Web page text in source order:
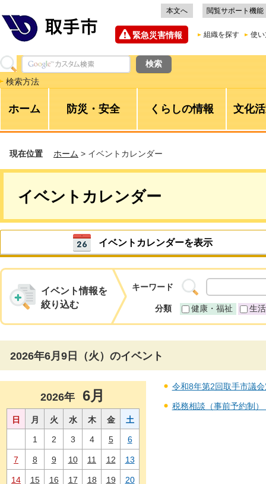
本文へ 閲覧サポート機能
緊急災害情報 組織を探す 使
検索方法
ホーム 防災・安全 くらしの情報 文化
現在位置 ホーム > イベントカレンダー
イベントカレンダー
イベントカレンダーを表示
イベント情報を
絞り込む
キーワード
分類 健康・福祉 生活
2026年6月9日（火）のイベント
2026年 6月
日 月 火 水 木 金 土
1 2 3 4 5 6
7 8 9 10 11 12 13
14 15 16 17 18 19 20
令和8年第2回取手市議
税務相談（事前予約制